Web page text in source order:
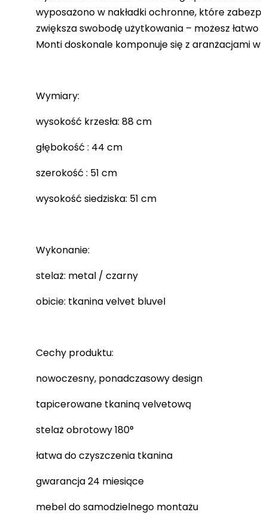
wyposażono w nakładki ochronne, które
zwiększa swobodę użytkowania – możesz
Monti doskonale komponuje się z aranżacjami
Wymiary:
wysokość krzesła: 88 cm
głębokość : 44 cm
szerokość : 51 cm
wysokość siedziska: 51 cm
Wykonanie:
stelaż: metal / czarny
obicie: tkanina velvet bluvel
Cechy produktu:
nowoczesny, ponadczasowy design
tapicerowane tkaniną velvetową
stelaż obrotowy 180°
łatwa do czyszczenia tkanina
gwarancja 24 miesiące
mebel do samodzielnego montażu